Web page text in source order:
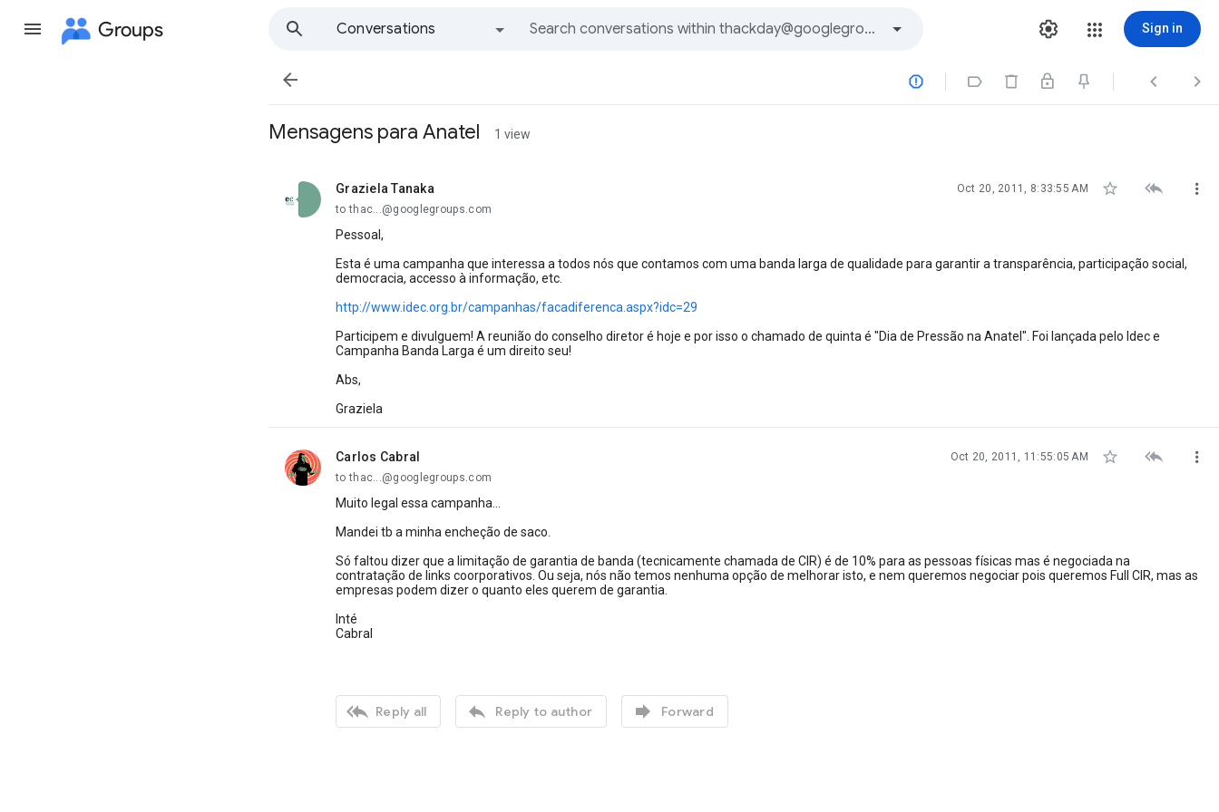
Groups
Conversations
Sign in
    
Mensagens para Anatel 1 view
Graziela Tanaka
unread, Oct 20, 2011, 8:33:55 AM   
to thac...@googlegroups.com
Pessoal,
Esta é uma campanha que interessa a todos nós que contamos com uma banda larga de qualidade para garantir a transparência, participação social,
democracia, accesso à informação, etc.
http://www.idec.org.br/campanhas/facadiferenca.aspx?idc=29
Participem e divulguem! A reunião do conselho diretor é hoje e por isso o chamado de quinta é "Dia de Pressão na Anatel". Foi lançada pelo Idec e
Campanha Banda Larga é um direito seu!
Abs,
Graziela
Carlos Cabral
unread, Oct 20, 2011, 11:55:05 AM   
to thac...@googlegroups.com
Muito legal essa campanha...
Mandei tb a minha encheção de saco.
Só faltou dizer que a limitação de garantia de banda (tecnicamente chamada de CIR) é de 10% para as pessoas físicas mas é negociada na
contratação de links coorporativos. Ou seja, nós não temos nenhuma opção de melhorar isto, e nem queremos negociar pois queremos Full CIR, mas as
empresas podem dizer o quanto eles querem de garantia.
Inté
Cabral
 Reply all  Reply to author  Forward